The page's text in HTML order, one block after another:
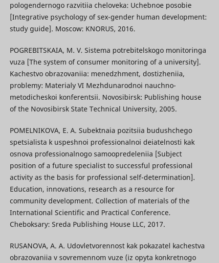
pologendernogo razvitiia cheloveka: Uchebnoe posobie
[Integrative psychology of sex-gender human development:
study guide]. Moscow: KNORUS, 2016.
POGREBITSKAIA, M. V. Sistema potrebitelskogo monitoringa
vuza [The system of consumer monitoring of a university].
Kachestvo obrazovaniia: menedzhment, dostizheniia,
problemy: Materialy VI Mezhdunarodnoi nauchno-
metodicheskoi konferentsii. Novosibirsk: Publishing house
of the Novosibirsk State Technical University, 2005.
POMELNIKOVA, E. A. Subektnaia pozitsiia budushchego
spetsialista k uspeshnoi professionalnoi deiatelnosti kak
osnova professionalnogo samoopredeleniia [Subject
position of a future specialist to successful professional
activity as the basis for professional self-determination].
Education, innovations, research as a resource for
community development. Collection of materials of the
International Scientific and Practical Conference.
Cheboksary: Sreda Publishing House LLC, 2017.
RUSANOVA, A. A. Udovletvorennost kak pokazatel kachestva
obrazovaniia v sovremennom vuze (iz opyta konkretnogo